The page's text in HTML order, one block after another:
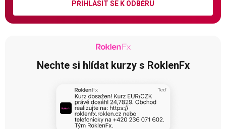
PŘIHLÁSIT SE K ODBĚRU
Nechte si hlídat kurzy s RoklenFx